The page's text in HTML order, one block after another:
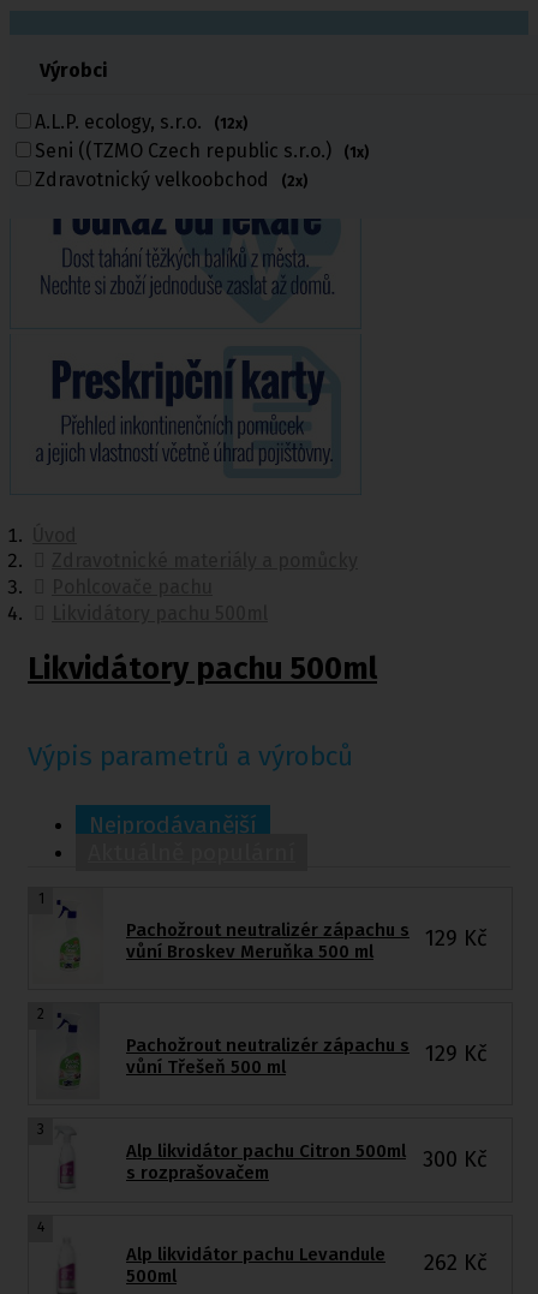
Výrobci
A.L.P. ecology, s.r.o. (12x)
Seni ((TZMO Czech republic s.r.o.) (1x)
Zdravotnický velkoobchod (2x)
volejte
461 616 039
Likvidátory pachu 500ml
Výpis parametrů a výrobců
Nejprodávanější
1
Pachožrout neutralizér zápachu s
vůní Broskev Meruňka 500 ml
129 Kč
2
Pachožrout neutralizér zápachu s
vůní Třešeň 500 ml
129 Kč
3
Alp likvidátor pachu Citron 500ml
s rozprašovačem
300 Kč
4
Alp likvidátor pachu Levandule
500ml
262 Kč